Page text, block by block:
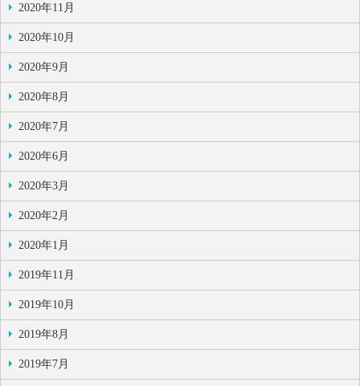
2020年11月
2020年10月
2020年9月
2020年8月
2020年7月
2020年6月
2020年3月
2020年2月
2020年1月
2019年11月
2019年10月
2019年8月
2019年7月